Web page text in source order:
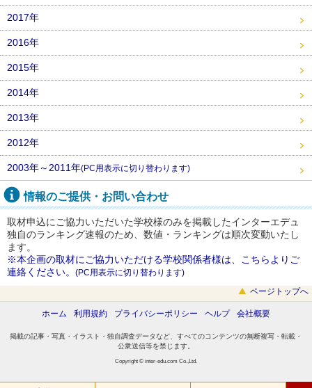
2017年
2016年
2015年
2014年
2013年
2012年
2003年～2011年(PC用表示に切り替わります)
情報のご提供・お問い合わせ
取材申込にご協力いただいた学校様のみを掲載したインターエデュ
独自のランキング速報のため、数値・ランキングは順次変動いたし
ます。
※本企画の取材にご協力いただける学校関係者様は、こちらよりご
連絡ください。 (PC用表示に切り替わります)
ページトップへ
ホーム 利用規約 プライバシーポリシー ヘルプ 会社概要
掲載の記事・写真・イラスト・独自調査データなど、すべてのコンテンツの無断複写・転載・
公衆送信等を禁じます。
Copyright © inter-edu.com Co.,Ltd.